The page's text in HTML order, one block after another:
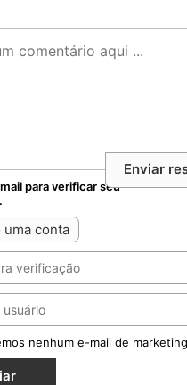
Enviar
para verificar seu
conta
nenhum e-mail de